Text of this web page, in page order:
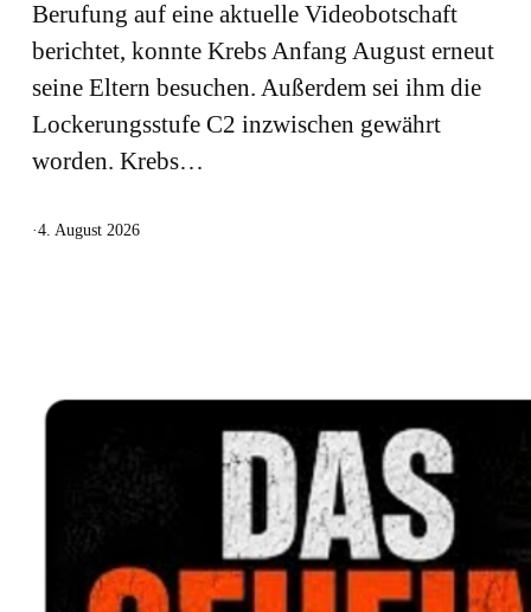
Berufung auf eine aktuelle Videobotschaft
berichtet, konnte Krebs Anfang August erneut
seine Eltern besuchen. Außerdem sei ihm die
Lockerungsstufe C2 inzwischen gewährt
worden. Krebs…
·4. August 2026